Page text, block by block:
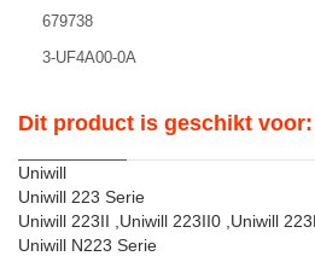
679738
3-UF4A00-0A
Dit product is geschikt voor:
Uniwill
Uniwill 223 Serie
Uniwill 223II ,Uniwill 223II0 ,Uniwill
Uniwill N223 Serie